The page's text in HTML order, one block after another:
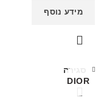
מידע נוסף
DIOR
סגירה